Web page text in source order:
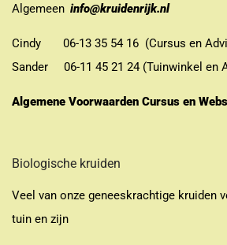
Algemeen info@kruidenrijk.nl
Cindy 06-13 35 54 16 (Cursus en
Sander 06-11 45 21 24 (Tuinwinkel en
Algemene Voorwaarden Cursus en
Biologische kruiden
Veel van onze geneeskrachtige kruiden
tuin en zijn